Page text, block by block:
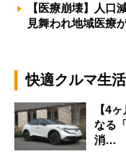
【医療崩壊】人口
見舞われ地域医
快適クルマ生
【4
なる
消…